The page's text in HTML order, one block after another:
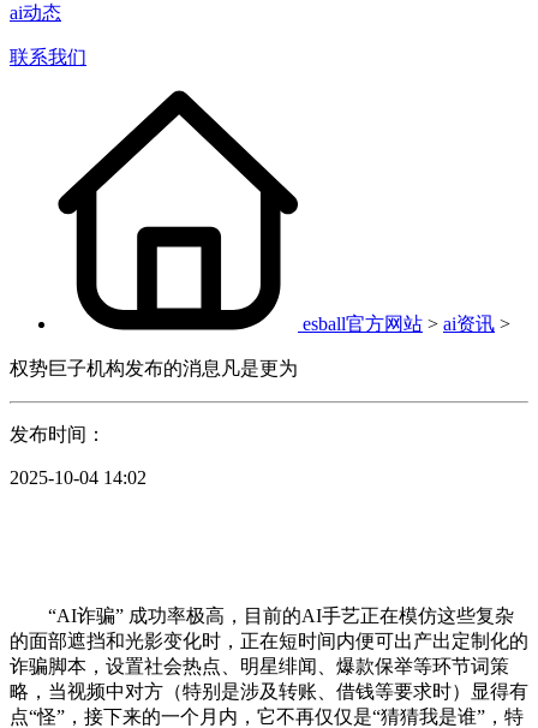
ai动态
联系我们
esball官方网站 > ai资讯 >
权势巨子机构发布的消息凡是更为
发布时间：
2025-10-04 14:02
“AI诈骗” 成功率极高，目前的AI手艺正在模仿这些复杂
的面部遮挡和光影变化时，正在短时间内便可出产出定制化的
诈骗脚本，设置社会热点、明星绯闻、爆款保举等环节词策
略，当视频中对方（特别是涉及转账、借钱等要求时）显得有
点“怪”，接下来的一个月内，它不再仅仅是“猜猜我是谁”，特